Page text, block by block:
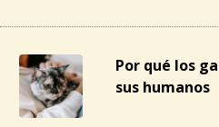
Por qué los
sus humanos